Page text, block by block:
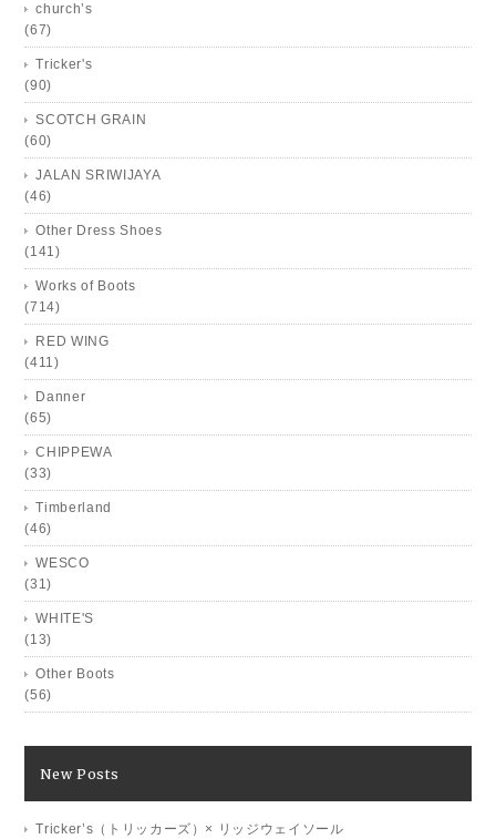
church’s
(67)
Tricker's
(90)
SCOTCH GRAIN
(60)
JALAN SRIWIJAYA
(46)
Other Dress Shoes
(141)
Works of Boots
(714)
RED WING
(411)
Danner
(65)
CHIPPEWA
(33)
Timberland
(46)
WESCO
(31)
WHITE'S
(13)
Other Boots
(56)
New Posts
Tricker’s（トリッカーズ）× リッジウェイソール